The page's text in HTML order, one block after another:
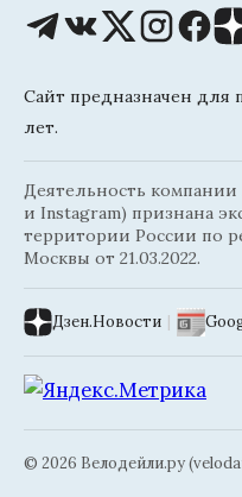
Сайт предназначен для
лет.
Деятельность компании
и Instagram) признана
территории России по
Москвы от 21.03.2022.
Дзен.Новости |
© 2026 Велодейли.ру